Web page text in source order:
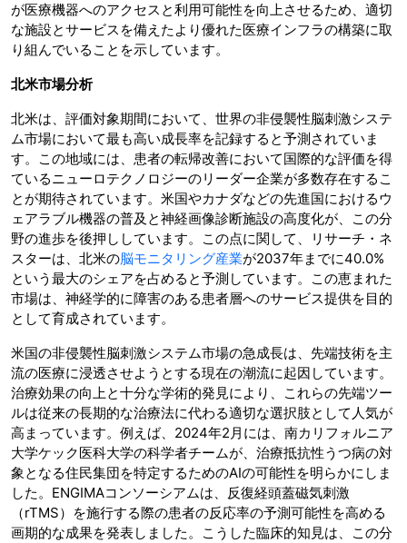
が医療機器へのアクセスと利用可能性を向上させるため、適切
な施設とサービスを備えたより優れた医療インフラの構築に取
り組んでいることを示しています。
北米市場分析
北米は、評価対象期間において、世界の非侵襲性脳刺激システ
ム市場において最も高い成長率を記録すると予測されていま
す。この地域には、患者の転帰改善において国際的な評価を得
ているニューロテクノロジーのリーダー企業が多数存在するこ
とが期待されています。米国やカナダなどの先進国におけるウ
ェアラブル機器の普及と神経画像診断施設の高度化が、この分
野の進歩を後押ししています。この点に関して、リサーチ・ネ
スターは、北米の脳モニタリング産業が2037年までに40.0%
という最大のシェアを占めると予測しています。この恵まれた
市場は、神経学的に障害のある患者層へのサービス提供を目的
として育成されています。
米国の非侵襲性脳刺激システム市場の急成長は、先端技術を主
流の医療に浸透させようとする現在の潮流に起因しています。
治療効果の向上と十分な学術的発見により、これらの先端ツー
ルは従来の長期的な治療法に代わる適切な選択肢として人気が
高まっています。例えば、2024年2月には、南カリフォルニア
大学ケック医科大学の科学者チームが、治療抵抗性うつ病の対
象となる住民集団を特定するためのAIの可能性を明らかにしま
した。ENGIMAコンソーシアムは、反復経頭蓋磁気刺激
（rTMS）を施行する際の患者の反応率の予測可能性を高める
画期的な成果を発表しました。こうした臨床的知見は、この分